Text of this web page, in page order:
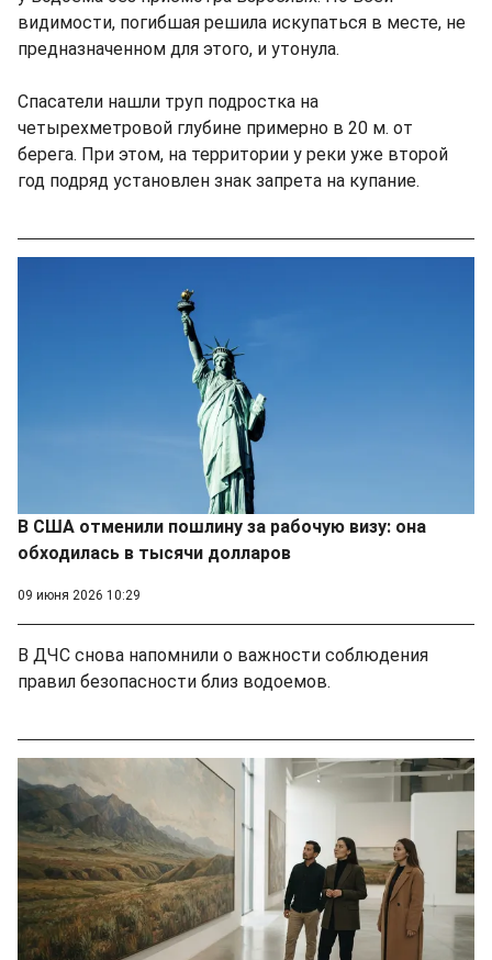
видимости, погибшая решила искупаться в месте, не
предназначенном для этого, и утонула.
Спасатели нашли труп подростка на
четырехметровой глубине примерно в 20 м. от
берега. При этом, на территории у реки уже второй
год подряд установлен знак запрета на купание.
В США отменили пошлину за рабочую визу: она
обходилась в тысячи долларов
09 июня 2026 10:29
В ДЧС снова напомнили о важности соблюдения
правил безопасности близ водоемов.